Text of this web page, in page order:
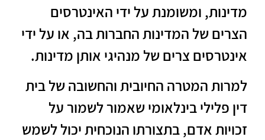
מדינות, ומשומנת על ידי האינטרסים
הצרים של המדינות החברות בה, או על ידי
אינטרסים צרים של מנהיגי אותן מדינות.
למרות המטרה החיובית והחשובה של בית
דין פלילי בינלאומי שאמור לשמור על
זכויות אדם, בתצורתו הנוכחית יכול לשמש